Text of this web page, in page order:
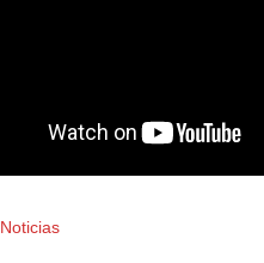
Noticias